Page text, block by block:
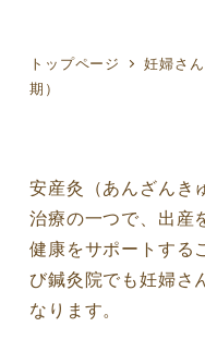
トップページ
妊婦さ
期）
安産灸（あんざんき
治療の一つで、出産
健康をサポートする
び鍼灸院でも妊婦さ
なります。